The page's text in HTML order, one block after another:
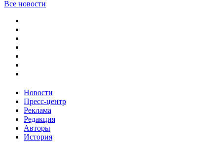
Все новости
Новости
Пресс-центр
Реклама
Редакция
Авторы
История